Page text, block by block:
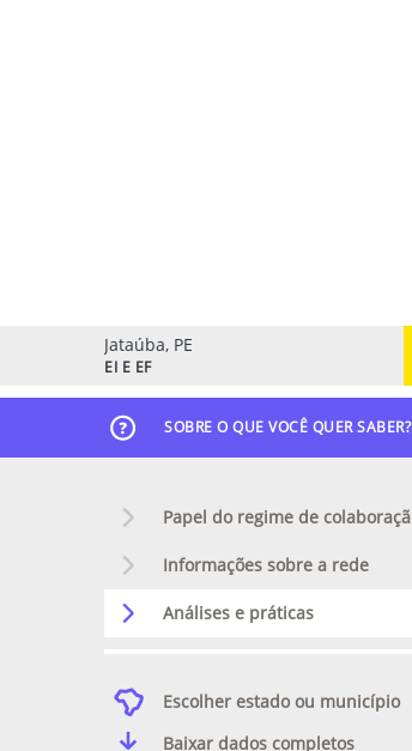
Jataúba, PE
EI E EF
SOBRE O QUE VOCÊ QUER SABER?
Papel do regime de
Informações sobre a rede
Análises e práticas
Escolher estado ou município
Baixar dados completos